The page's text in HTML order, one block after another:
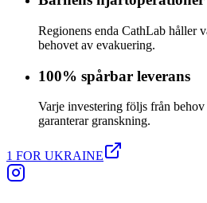
Regionens enda CathLab håller
behovet av evakuering.
100% spårbar leverans
Varje investering följs från
garanterar granskning.
1 FOR UKRAINE